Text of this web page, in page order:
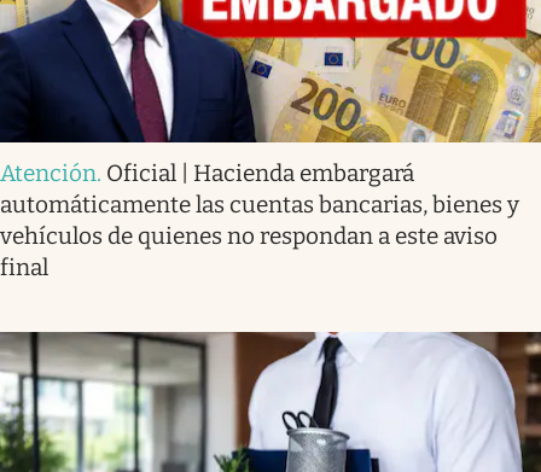
Atención. Oficial | Hacienda embargará
automáticamente las cuentas bancarias, bienes y
vehículos de quienes no respondan a este aviso
final